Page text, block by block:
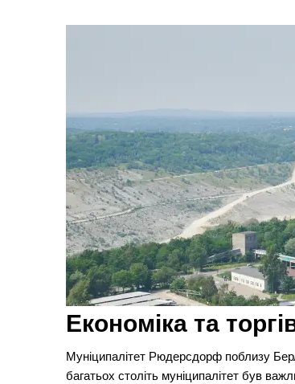
Економіка та
Муніципалітет Рюдерсдорф поблизу
багатьох століть муніципалітет був